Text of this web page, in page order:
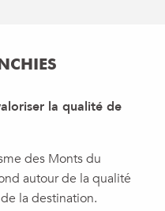
la qualité de
des Monts du
autour de la qualité
la destination.